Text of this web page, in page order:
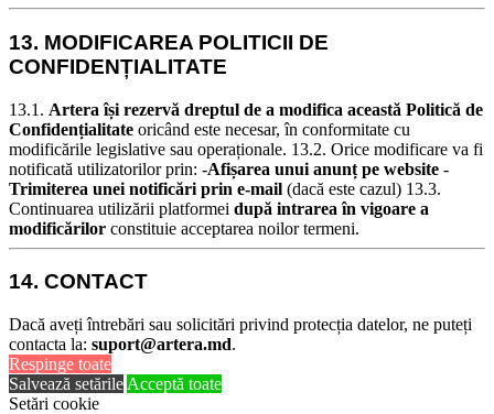
13. MODIFICAREA POLITICII DE
CONFIDENȚIALITATE
13.1. Artera își rezervă dreptul de a modifica această Politică de
Confidențialitate oricând este necesar, în conformitate cu
modificările legislative sau operaționale. 13.2. Orice modificare va fi
notificată utilizatorilor prin: -Afișarea unui anunț pe website -
Trimiterea unei notificări prin e-mail (dacă este cazul) 13.3.
Continuarea utilizării platformei după intrarea în vigoare a
modificărilor constituie acceptarea noilor termeni.
14. CONTACT
Dacă aveți întrebări sau solicitări privind protecția datelor, ne puteți
contacta la: suport@artera.md.
Respinge toate
Salvează setările Acceptă toate
Setări cookie